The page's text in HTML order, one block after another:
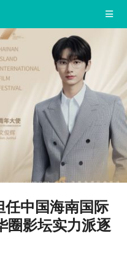
任中国海南国际
圈影坛实力派逐